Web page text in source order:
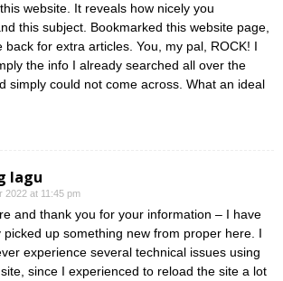
website. It reveals how nicely you
this subject. Bookmarked this website page,
back for extra articles. You, my pal, ROCK! I
the info I already searched all over the
simply could not come across. What an ideal
lagu
2022 at 11:45 pm
and thank you for your information – I have
picked up something new from proper here. I
experience several technical issues using
since I experienced to reload the site a lot